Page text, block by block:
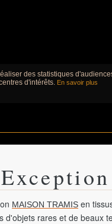
des statistiques
d'intérêts. En savoir plus
MAISON TRAMIS en
d'objets rares et de beaux